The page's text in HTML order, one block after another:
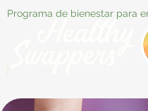
Programa de bienestar para